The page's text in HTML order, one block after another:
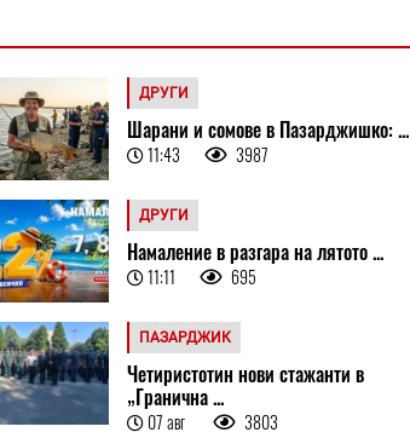
ДРУГИ
Шарани и сомове в Пазарджишко: ...
11:43 3987
ДРУГИ
Намаление в разгара на лятото ...
11:11 695
ПАЗАРДЖИК
Четиристотин нови стажанти в
„Гранична ...
07 авг 3803